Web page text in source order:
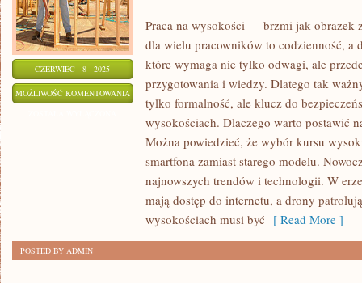
CZERWIEC - 8 - 2025
MOŻLIWOŚĆ KOMENTOWANIA KURS
WYSOKOŚCIOWY:
Praca na wysokości — brzmi jak obrazek
dla wielu pracowników to codzienność,
które wymaga nie tylko odwagi, ale
przygotowania i wiedzy. Dlatego tak
tylko formalność, ale klucz do
wysokościach. Dlaczego warto postawić
Można powiedzieć, że wybór kursu
smartfona zamiast starego modelu.
najnowszych trendów i technologii. W
mają dostęp do internetu, a drony
wysokościach musi być [ Read More ]
POSTED BY ADMIN